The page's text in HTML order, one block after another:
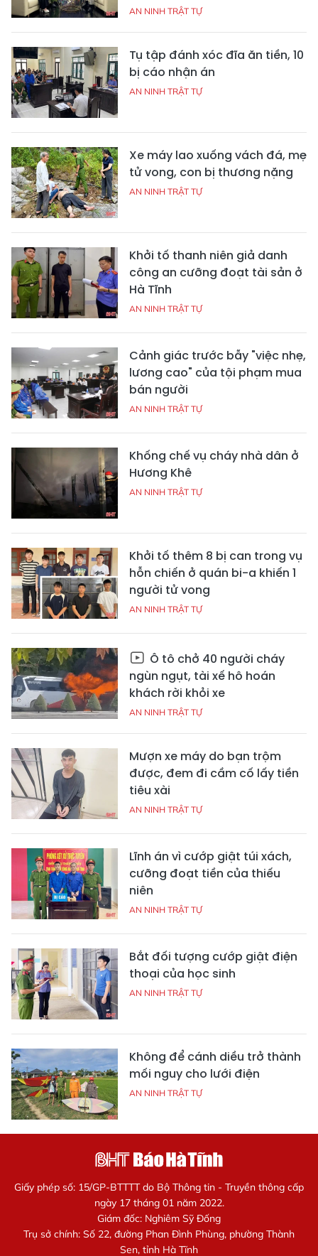
AN NINH TRẬT TỰ
Tụ tập đánh xóc đĩa ăn tiền, 10
bị cáo nhận án
AN NINH TRẬT TỰ
Xe máy lao xuống vách đá, mẹ
tử vong, con bị thương nặng
AN NINH TRẬT TỰ
Khởi tố thanh niên giả danh
công an cưỡng đoạt tài sản ở
Hà Tĩnh
AN NINH TRẬT TỰ
Cảnh giác trước bẫy "việc nhẹ,
lương cao" của tội phạm mua
bán người
AN NINH TRẬT TỰ
Khống chế vụ cháy nhà dân ở
Hương Khê
AN NINH TRẬT TỰ
Khởi tố thêm 8 bị can trong vụ
hỗn chiến ở quán bi-a khiến 1
người tử vong
AN NINH TRẬT TỰ
Ô tô chở 40 người cháy
ngùn ngụt, tài xế hô hoán
khách rời khỏi xe
AN NINH TRẬT TỰ
Mượn xe máy do bạn trộm
được, đem đi cầm cố lấy tiền
tiêu xài
AN NINH TRẬT TỰ
Lĩnh án vì cướp giật túi xách,
cưỡng đoạt tiền của thiếu
niên
AN NINH TRẬT TỰ
Bắt đối tượng cướp giật điện
thoại của học sinh
AN NINH TRẬT TỰ
Không để cánh diều trở thành
mối nguy cho lưới điện
AN NINH TRẬT TỰ
Giấy phép số: 15/GP-BTTTT do Bộ Thông tin - Truyền thông cấp
ngày 17 tháng 01 năm 2022.
Giám đốc: Nghiêm Sỹ Đống
Trụ sở chính: Số 22, đường Phan Đình Phùng, phường Thành
Sen, tỉnh Hà Tĩnh